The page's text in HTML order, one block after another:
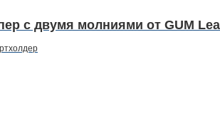
с двумя молниями от GUM